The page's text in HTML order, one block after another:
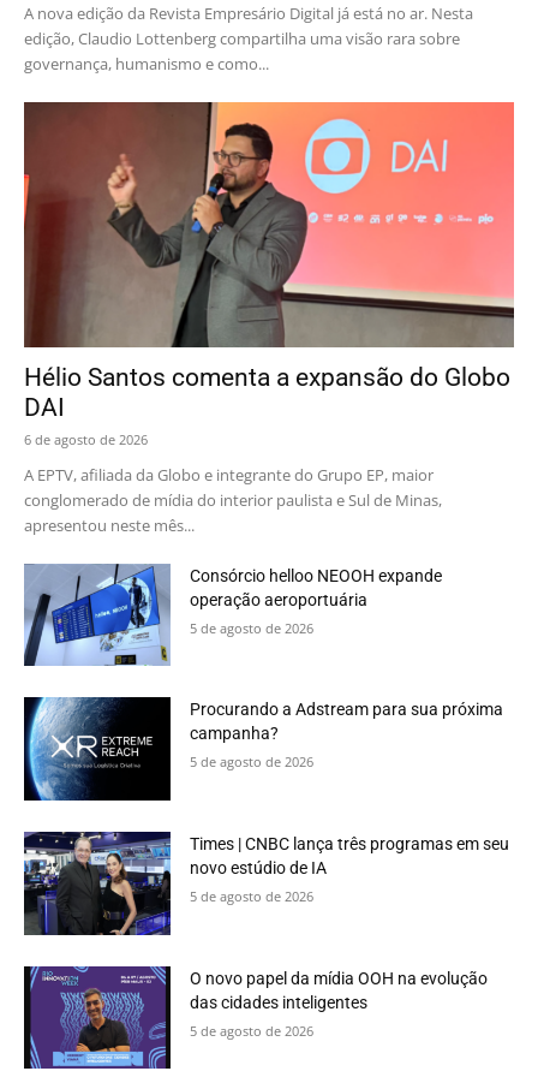
A nova edição da Revista Empresário Digital já está no ar. Nesta
edição, Claudio Lottenberg compartilha uma visão rara sobre
governança, humanismo e como...
Hélio Santos comenta a expansão do Globo
DAI
6 de agosto de 2026
A EPTV, afiliada da Globo e integrante do Grupo EP, maior
conglomerado de mídia do interior paulista e Sul de Minas,
apresentou neste mês...
Consórcio helloo NEOOH expande
operação aeroportuária
5 de agosto de 2026
Procurando a Adstream para sua próxima
campanha?
5 de agosto de 2026
Times | CNBC lança três programas em seu
novo estúdio de IA
5 de agosto de 2026
O novo papel da mídia OOH na evolução
das cidades inteligentes
5 de agosto de 2026